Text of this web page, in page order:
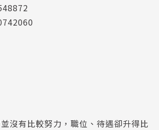
沒有比較努力，職位、待遇卻升得比